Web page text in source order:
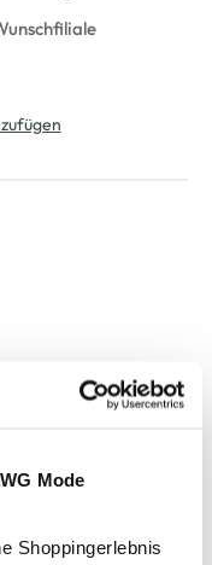
Mode
Shoppingerlebnis